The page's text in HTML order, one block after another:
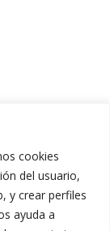
cookies
del usuario,
y crear perfiles
ayuda a
- Todos los